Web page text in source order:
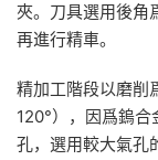
夾。刀具選用後角
再進行精車。
精加工階段以磨削
120°），因爲鎢
孔，選用較大氣孔